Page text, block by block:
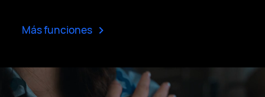
Más funciones >